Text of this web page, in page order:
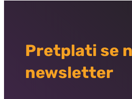
Pretplati se
newsletter